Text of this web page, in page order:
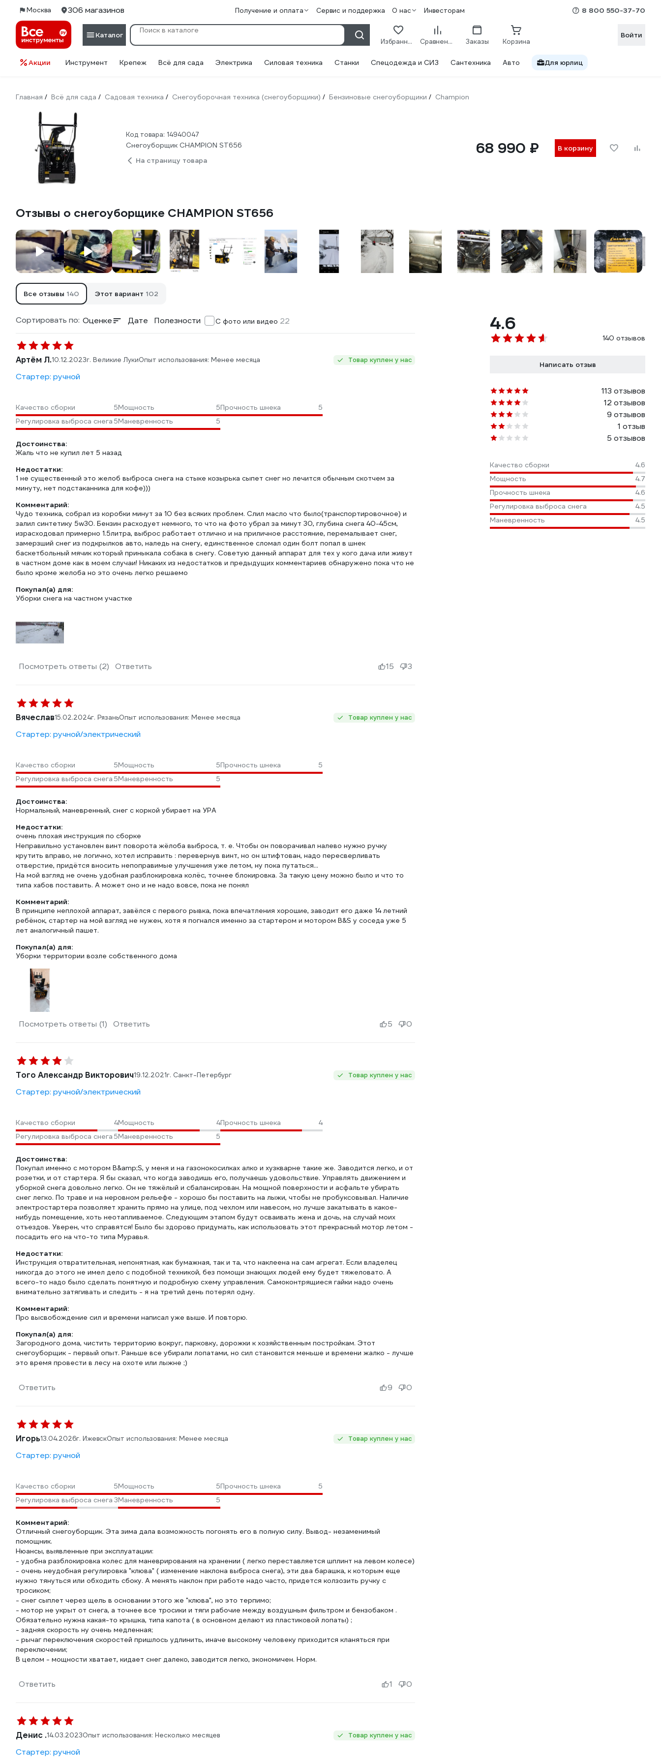
Москва 306 магазинов Получение и оплата Сервис и поддержка О нас Инвесторам 8 800 550-37-70
Каталог
Избранное Сравнение Заказы Корзина
Войти
Акции Инструмент Крепеж Всё для сада Электрика Силовая техника Станки Спецодежда и СИЗ Сантехника Авто Для юрлиц
Главная / Всё для сада / Садовая техника / Снегоуборочная техника (снегоуборщики) / Бензиновые снегоуборщики / Champion
Код товара: 14940047
Снегоуборщик CHAMPION ST656
На страницу товара
68 990 ₽ В корзину
Отзывы о снегоуборщике CHAMPION ST656
Все отзывы 140 Этот вариант 102
Сортировать по: Оценке Дате Полезности С фото или видео 22
Артём Л.10.12.2023г. Великие ЛукиОпыт использования: Менее месяца Товар куплен у нас
Стартер: ручной
Качество сборки 5Мощность 5Прочность шнека
5
Регулировка выброса снега 5Маневренность 5
Достоинства:
Жаль что не купил лет 5 назад
Недостатки:
1 не существенный это желоб выброса снега на стыке козырька сыпет снег но лечится обычным скотчем за
минуту, нет подстаканника для кофе)))
Комментарий:
Чудо техника, собрал из коробки минут за 10 без всяких проблем. Слил масло что было(транспортировочное) и
залил синтетику 5w30. Бензин расходует немного, то что на фото убрал за минут 30, глубина снега 40-45см,
израсходовал примерно 1.5литра, выброс работает отлично и на приличное расстояние, перемалывает снег,
замерзший снег из подкрылков авто, наледь на снегу, единственное сломал один болт попал в шнек
баскетбольный мячик который приныкала собака в снегу. Советую данный аппарат для тех у кого дача или живут
в частном доме как в моем случаи! Никаких из недостатков и предыдущих комментариев обнаружено пока что не
было кроме желоба но это очень легко решаемо
Покупал(а) для:
Уборки снега на частном участке
Посмотреть ответы (2) Ответить 15 3
Вячеслав15.02.2024г. РязаньОпыт использования: Менее месяца Товар куплен у нас
Стартер: ручной/электрический
Качество сборки 5Мощность 5Прочность шнека
5
Регулировка выброса снега 5Маневренность 5
Достоинства:
Нормальный, маневренный, снег с коркой убирает на УРА
Недостатки:
очень плохая инструкция по сборке
Неправильно установлен винт поворота жёлоба выброса, т. е. Чтобы он поворачивал налево нужно ручку
крутить вправо, не логично, хотел исправить : перевернув винт, но он штифтован, надо пересверливать
отверстие, придётся вносить непоправимые улучшения уже летом, ну пока путаться...
На мой взгляд не очень удобная разблокировка колёс, точнее блокировка. За такую цену можно было и что то
типа хабов поставить. А может оно и не надо вовсе, пока не понял
Комментарий:
В принципе неплохой аппарат, завёлся с первого рывка, пока впечатления хорошие, заводит его даже 14 летний
ребёнок, стартер на мой взгляд не нужен, хотя я погнался именно за стартером и мотором B&S у соседа уже 5
лет аналогичный пашет.
Покупал(а) для:
Уборки территории возле собственного дома
Посмотреть ответы (1) Ответить 5 0
Того Александр Викторович19.12.2021г. Санкт-Петербург Товар куплен у нас
Стартер: ручной/электрический
Качество сборки 4Мощность 4Прочность шнека
4
Регулировка выброса снега 5Маневренность 5
Достоинства:
Покупал именно с мотором B&amp;S, у меня и на газонокосилках алко и хузкварне такие же. Заводится легко, и от
розетки, и от стартера. Я бы сказал, что когда заводишь его, получаешь удовольствие. Управлять движением и
уборкой снега довольно легко. Он не тяжёлый и сбалансирован. На мощной поверхности и асфальте убирать
снег легко. По траве и на неровном рельефе - хорошо бы поставить на лыжи, чтобы не пробуксовывал. Наличие
электростартера позволяет хранить прямо на улице, под чехлом или навесом, но лучше закатывать в какое-
нибудь помещение, хоть неотапливаемое. Следующим этапом будут осваивать жена и дочь, на случай моих
отъездов. Уверен, что справятся! Было бы здорово придумать, как использовать этот прекрасный мотор летом -
посадить его на что-то типа Муравья.
Недостатки:
Инструкция отвратительная, непонятная, как бумажная, так и та, что наклеена на сам агрегат. Если владелец
никогда до этого не имел дело с подобной техникой, без помощи знающих людей ему будет тяжеловато. А
всего-то надо было сделать понятную и подробную схему управления. Самоконтрящиеся гайки надо очень
внимательно затягивать и следить - я на третий день потерял одну.
Комментарий:
Про высвобождение сил и времени написал уже выше. И повторю.
Покупал(а) для:
Загородного дома, чистить территорию вокруг, парковку, дорожки к хозяйственным постройкам. Этот
снегоуборщик - первый опыт. Раньше все убирали лопатами, но сил становится меньше и времени жалко - лучше
это время провести в лесу на охоте или лыжне ;)
Ответить 9 0
Игорь13.04.2026г. ИжевскОпыт использования: Менее месяца Товар куплен у нас
Стартер: ручной
Качество сборки 5Мощность 5Прочность шнека
5
Регулировка выброса снега 3Маневренность 5
Комментарий:
Отличный снегоуборщик. Эта зима дала возможность погонять его в полную силу. Вывод- незаменимый
помощник.
Нюансы, выявленные при эксплуатации:
- удобна разблокировка колес для маневрирования на хранении ( легко переставляется шплинт на левом колесе)
- очень неудобная регулировка "клюва" ( изменение наклона выброса снега), эти два барашка, к которым еще
нужно тянуться или обходить сбоку. А менять наклон при работе надо часто, придется колзозить ручку с
тросиком;
- снег сыплет через щель в основании этого же "клюва", но это терпимо;
- мотор не укрыт от снега, а точнее все тросики и тяги рабочие между воздушным фильтром и бензобаком .
Обязательно нужна какая-то крышка, типа капота ( в основном делают из пластиковой лопаты) ;
- задняя скорость ну очень медленная;
- рычаг переключения скоростей пришлось удлинить, иначе высокому человеку приходится кланяться при
переключении;
В целом - мощности хватает, кидает снег далеко, заводится легко, экономичен. Норм.
Ответить 1 0
Денис .14.03.2023Опыт использования: Несколько месяцев Товар куплен у нас
Стартер: ручной
4.6
140 отзывов
Написать отзыв
113 отзывов
12 отзывов
9 отзывов
1 отзыв
5 отзывов
Качество сборки
4.6
Мощность
4.7
Прочность шнека
4.6
Регулировка выброса снега
4.5
Маневренность
4.5